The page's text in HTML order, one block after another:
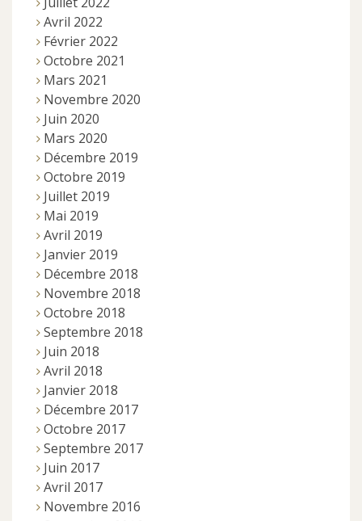
Avril 2022
Février 2022
Octobre 2021
Mars 2021
Novembre 2020
Juin 2020
Mars 2020
Décembre 2019
Octobre 2019
Juillet 2019
Mai 2019
Avril 2019
Janvier 2019
Décembre 2018
Novembre 2018
Octobre 2018
Septembre 2018
Juin 2018
Avril 2018
Janvier 2018
Décembre 2017
Octobre 2017
Septembre 2017
Juin 2017
Avril 2017
Novembre 2016